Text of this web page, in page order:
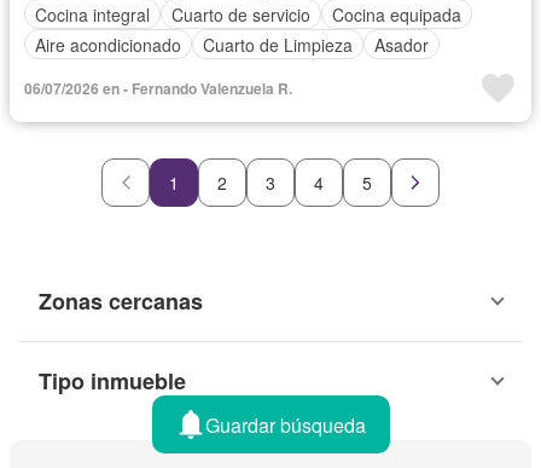
Cocina integral
Cuarto de servicio
Cocina equipada
Aire acondicionado
Cuarto de Limpieza Asador
06/07/2026 en - Fernando Valenzuela R.
1 2 3 4 5
Zonas cercanas
Tipo inmueble
Guardar búsqueda